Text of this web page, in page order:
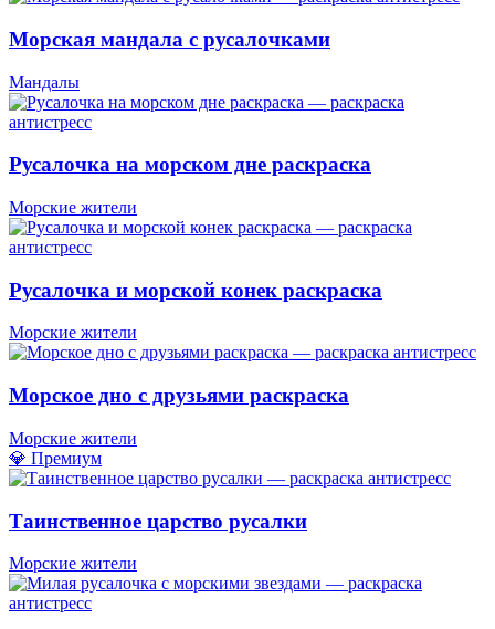
Морская мандала с русалочками
Мандалы
Русалочка на морском дне раскраска
Морские жители
Русалочка и морской конек раскраска
Морские жители
Морское дно с друзьями раскраска
Морские жители
💎 Премиум
Таинственное царство русалки
Морские жители